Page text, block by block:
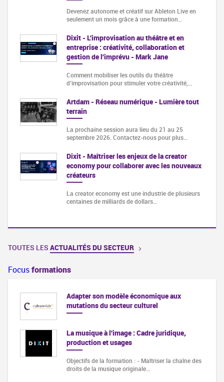
Devenez autonome et créatif sur Ableton Live en
seulement un mois grâce à une formation…
Dixit - L'improvisation au théâtre et en
entreprise : créativité, collaboration et
gestion de l'imprévu - Mark Jane
Comment mobiliser les outils du théâtre
d’improvisation pour stimuler votre créativité,…
Artdam - Réseau numérique - Lumière tout
terrain
La prochaine session aura lieu du 21 au 25
septembre 2026. Contactez-nous pour plus…
Dixit - Maîtriser les enjeux de la creator
economy pour collaborer avec les nouveaux
créateurs
La creator economy est une industrie de plusieurs
centaines de milliards de dollars…
TOUTES LES ACTUALITÉS DU SECTEUR
Focusformations
Adapter son modèle économique aux
mutations du secteur culturel
La musique à l'image : Cadre juridique,
production et usages
Objectifs de la formation : - Maîtriser la chaîne des
droits de la musique originale…